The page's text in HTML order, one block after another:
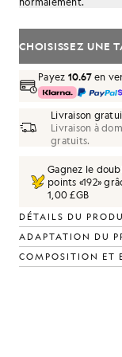
de couleur bleu
CHOISISSEZ UNE
Payez 10.67en
Livraison
Livraison à
gratuits.
Gagnez le
points «192»
1,00 £GB
DÉTAILS DU
ADAPTATION DU
COMPOSITION ET